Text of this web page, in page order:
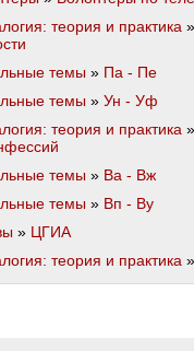
теория и практика »
темы » Па - Пе
темы » Ун - Уф
теория и практика »
темы » Ва - Вж
темы » Вп - Ву
» ЦГИА
теория и практика »